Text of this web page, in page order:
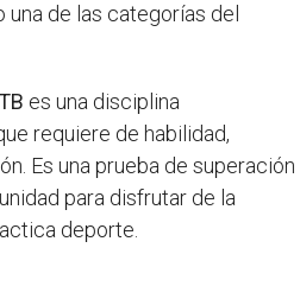
de las categorías del
es una disciplina
requiere de habilidad,
Es una prueba de superación
para disfrutar de la
deporte.